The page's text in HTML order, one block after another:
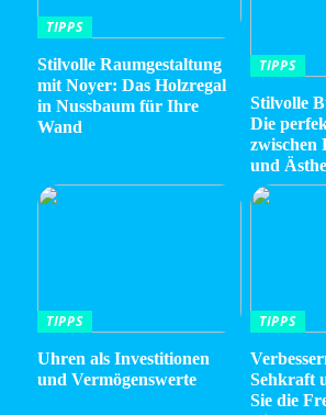
TIPPS
Stilvolle Raumgestaltung
mit Noyer: Das Holzregal
in Nussbaum für Ihre
Wand
TIPPS
Stilvolle
Die
zwischen
und
TIPPS
Uhren als Investitionen
und Vermögenswerte
TIPPS
Sehkraft
Sie die